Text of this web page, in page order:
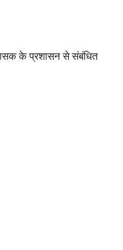
के प्रशासन से संबंधित